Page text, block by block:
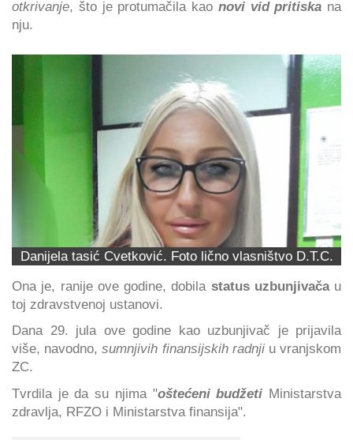
otkrivanje, što je protumačila kao novi vid pritiska na
nju.
Danijela tasić Cvetković. Foto lično vlasništvo D.T.C.
Ona je, ranije ove godine, dobila status uzbunjivačau
toj zdravstvenoj ustanovi.
Dana 29. jula ove godine kao uzbunjivač je prijavila
više, navodno,sumnjivih finansijskih radnjiu vranjskom
ZC.
Tvrdila je da su njima "oštećeni budžeti Ministarstva
zdravlja, RFZO i Ministarstva finansija".